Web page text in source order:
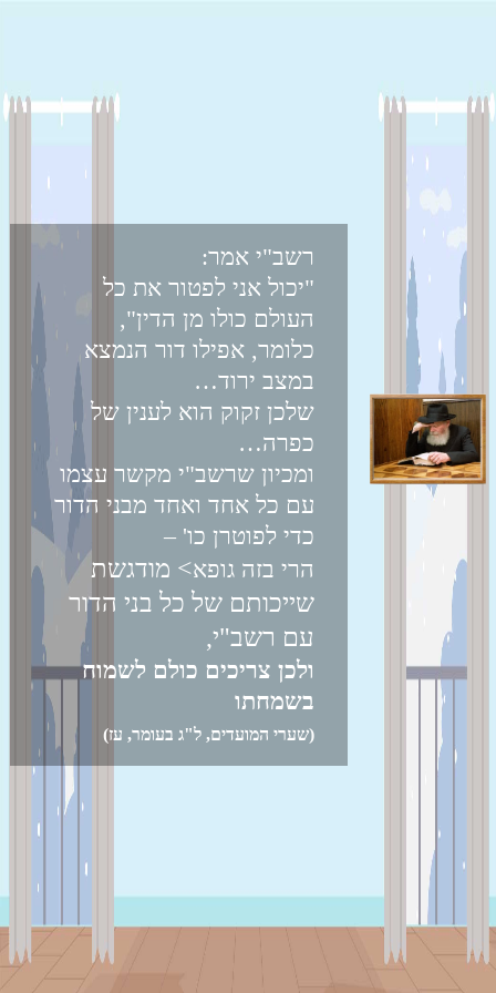
לומדים יקרים
הכיתה החסידית זמינה כעת במסך גדול
בלבד
רשב"י אמר:
"יכול אני לפטור את כל
העולם כולו מן הדין",
כלומר, אפילו דור הנמצא
במצב ירוד…
שלכן זקוק הוא לענין של
כפרה…
ומכיון שרשב"י מקשר עצמו
עם כל אחד ואחד מבני הדור
כדי לפוטרן כו' –
הרי בזה גופא> מודגשת
שייכותם של כל בני הדור
עם רשב"י,
ולכן צריכים כולם לשמוח
בשמחתו
(שערי המועדים, ל"ג בעומר, עז)